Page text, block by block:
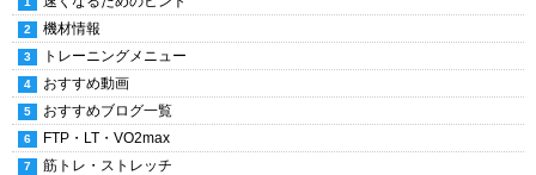
機材情報
トレーニングメニュー
おすすめ動画
おすすめブログ一覧
FTP・LT・VO2max
筋トレ・ストレッチ